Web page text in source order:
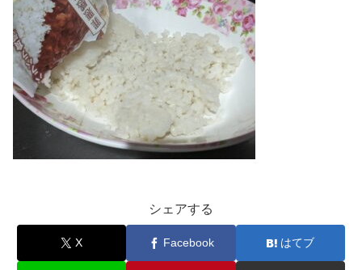
シェアする
X Facebook はてブ